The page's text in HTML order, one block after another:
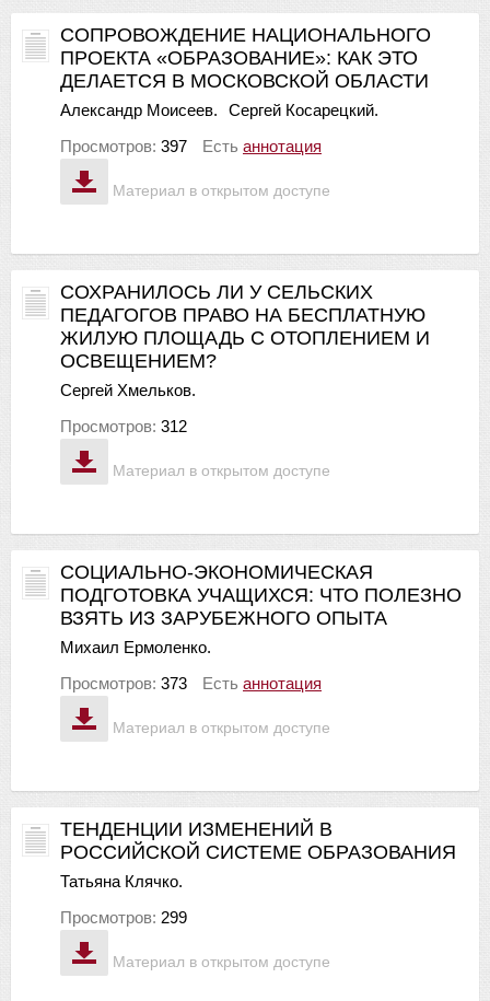
Материал в открытом доступе
СОПРОВОЖДЕНИЕ НАЦИОНАЛЬНОГО
ПРОЕКТА «ОБРАЗОВАНИЕ»: КАК ЭТО
ДЕЛАЕТСЯ В МОСКОВСКОЙ ОБЛАСТИ
Александр Моисеев.
Сергей Косарецкий.
Просмотров: 397 Есть аннотация
Материал в открытом доступе
СОХРАНИЛОСЬ ЛИ У СЕЛЬСКИХ
ПЕДАГОГОВ ПРАВО НА БЕСПЛАТНУЮ
ЖИЛУЮ ПЛОЩАДЬ С ОТОПЛЕНИЕМ И
ОСВЕЩЕНИЕМ?
Сергей Хмельков.
Просмотров: 312
Материал в открытом доступе
СОЦИАЛЬНО-ЭКОНОМИЧЕСКАЯ
ПОДГОТОВКА УЧАЩИХСЯ: ЧТО ПОЛЕЗНО
ВЗЯТЬ ИЗ ЗАРУБЕЖНОГО ОПЫТА
Михаил Ермоленко.
Просмотров: 373 Есть аннотация
Материал в открытом доступе
ТЕНДЕНЦИИ ИЗМЕНЕНИЙ В
РОССИЙСКОЙ СИСТЕМЕ ОБРАЗОВАНИЯ
Татьяна Клячко.
Просмотров: 299